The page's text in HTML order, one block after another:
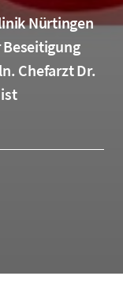
Nürtingen
Chefarzt Dr.